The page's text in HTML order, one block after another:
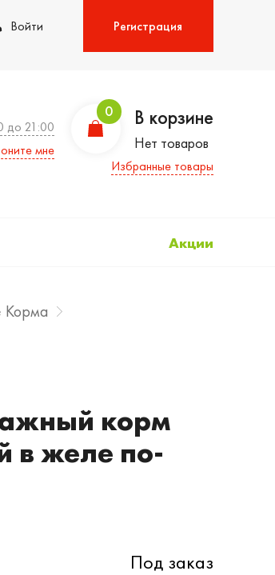
Войти Регистрация
до 21:00
мне
0 В корзине
Нет товаров
Избранные товары
Акции
Корма
корм
в желе по-
Под заказ